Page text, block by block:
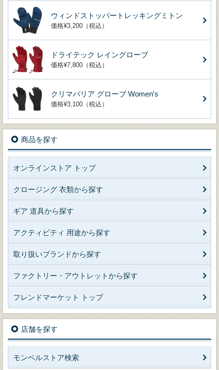
ウィンドストッパートレッキングミトン
価格¥3,200（税込）
ドライテック レイングローブ
価格¥7,800（税込）
クリマバリア グローブ Women's
価格¥3,100（税込）
商品を探す
オンラインストア トップ
クロージング 衣類から探す
ギア 道具から探す
アクティビティ 用途から探す
取り扱いブランドから探す
ファクトリー・アウトレットから探す
フレンドマーケット トップ
店舗を探す
モンベルストア検索